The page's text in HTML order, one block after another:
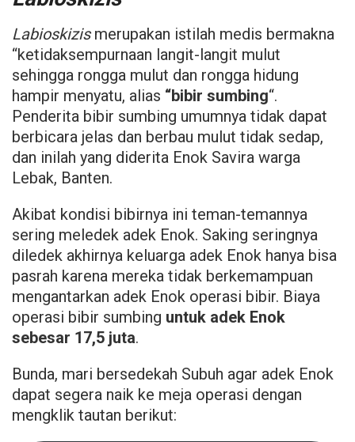
Labioskizismerupakan istilah medis bermakna
“ketidaksempurnaan langit-langit mulut
sehingga rongga mulut dan rongga hidung
hampir menyatu, alias “bibir sumbing“.
Penderita bibir sumbing umumnya tidak dapat
berbicara jelas dan berbau mulut tidak sedap,
dan inilah yang diderita Enok Savira warga
Lebak, Banten.
Akibat kondisi bibirnya ini teman-temannya
sering meledek adek Enok. Saking seringnya
diledek akhirnya keluarga adek Enok hanya bisa
pasrah karena mereka tidak berkemampuan
mengantarkan adek Enok operasi bibir. Biaya
operasi bibir sumbing untuk adek Enok
sebesar 17,5 juta.
Bunda, mari bersedekah Subuh agar adek Enok
dapat segera naik ke meja operasi dengan
mengklik tautan berikut: